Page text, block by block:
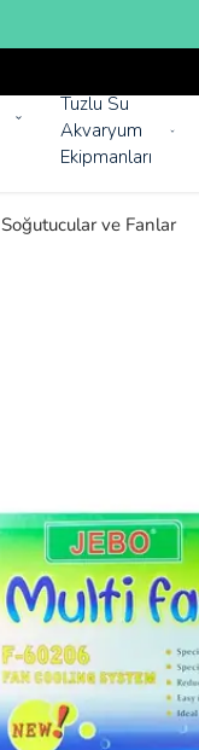
Tuzlu Su
Akvaryum
Ekipmanları
Soğutucular ve Fanlar